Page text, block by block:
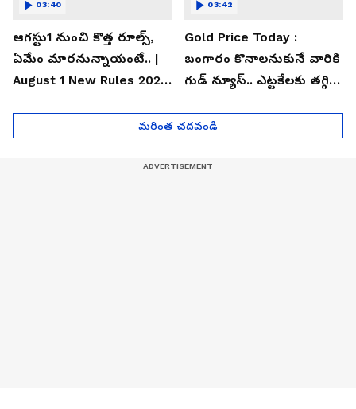
ఆగస్టు1 నుంచి కొత్త రూల్స్,
ఏమేం మారనున్నాయంటే.. |
August 1 New Rules 2026
03:40
Gold Price Today :
బంగారం కొనాలనుకునే వారికి
గుడ్ న్యూస్.. ఎట్టకేలకు తగ్గిన
03:42
మరింత చదవండి